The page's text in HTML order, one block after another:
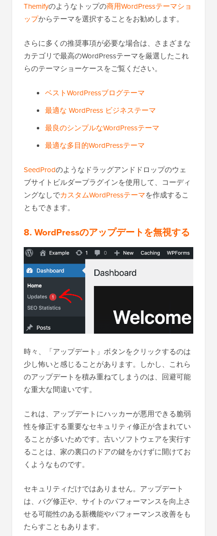
Themifyのようなトップの商用WordPressテーマショ
ップからテーマを選択することをお勧めします。
さらに多くの推奨事項が必要な場合は、さまざまな
カテゴリで最高のWordPressテーマを厳選したこれ
らのテーマショーケースをご覧ください。
ベストWordPressブログテーマ
最適な WordPress ビジネステーマ
最良のシンプルなWordPressテーマ
最適な多目的WordPressテーマ
SeedProdのようなドラッグアンドドロップのウェ
ブサイトビルダープラグインを使用して、コーディ
ングなしでカスタムWordPressテーマを作成するこ
ともできます。
8. WordPressのアップデートを無視する
時々、「アップデート」ボタンをクリックするのは
少し怖いと感じることがあります。しかし、これら
のアップデートを積み重ねてしまうのは、回避可能
な重大な間違いです。
これは、アップデートにハッカーが悪用できる脆弱
性を修正する重要なセキュリティ修正が含まれてい
ることが多いためです。古いソフトウェアを実行す
ることは、家の裏口のドアの鍵をかけずに開けてお
くようなものです。
セキュリティだけではありません。アップデート
は、バグ修正や、サイトのパフォーマンスを向上さ
せる可能性のある新機能やパフォーマンス改善をも
たらすこともあります。